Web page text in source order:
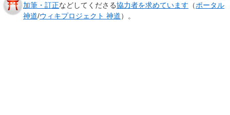
加筆・訂正などしてくださる協力者を求めています （ポータル
神道/ウィキプロジェクト 神道）。